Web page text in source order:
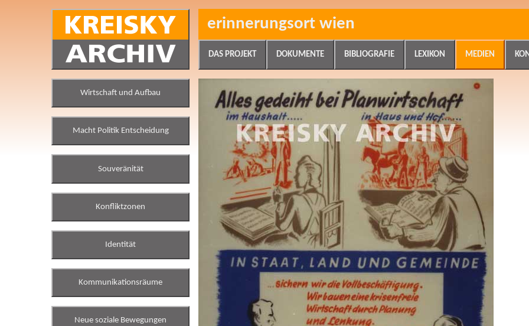
erinnerungsort wien
DAS PROJEKT DOKUMENTE BIBLIOGRAFIE LEXIKON MEDIEN
Wirtschaft und Aufbau
Macht Politik Entscheidung
Souveränität
Konfliktzonen
Identität
Kommunikationsräume
Neue soziale Bewegungen